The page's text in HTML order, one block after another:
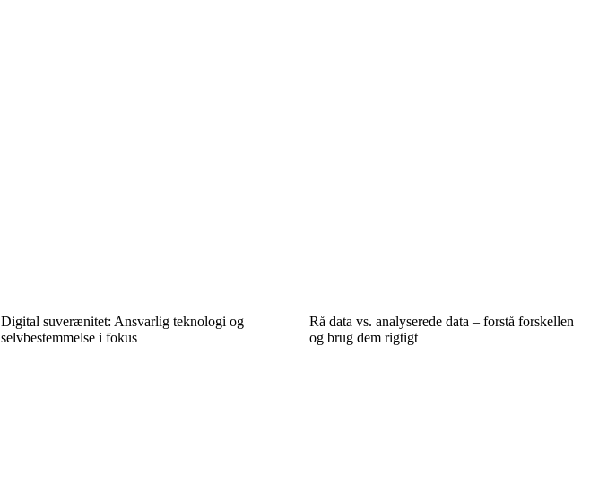
Digital suverænitet: Ansvarlig teknologi og
selvbestemmelse i fokus
Rå data vs. analyserede data – forstå forskellen
og brug dem rigtigt